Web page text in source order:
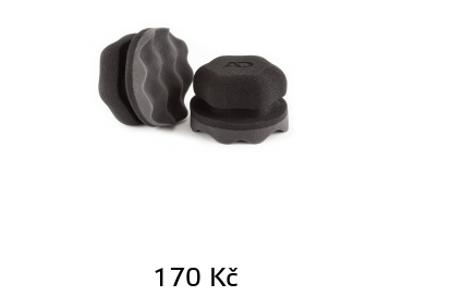
170 Kč